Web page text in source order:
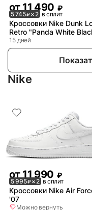
от11 490 ₽
5 745₽× 2 в сплит
Кроссовки Nike Dunk
Retro "Panda White
15 дней
Nike
от 11 990 ₽
5 995₽× 2 в сплит
Кроссовки Nike Air
'07
Можно вернуть